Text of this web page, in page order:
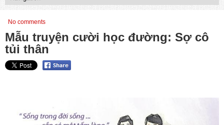
No comments
Mẫu truyện cười học đường: Sợ cô
tủi thân